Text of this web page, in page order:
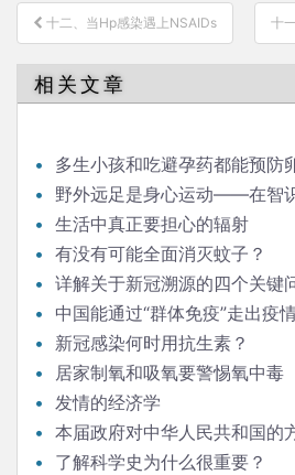
文
章
导
航
十二、当Hp感染遇上NSAIDs 十
相关文章
多生小孩和吃避孕药都能预防
野外远足是身心运动——在智
发言生活中真正要担心的辐射
有没有可能全面消灭蚊子？
详解关于新冠溯源的四个关键
中国能通过“群体免疫”走出疫
新冠感染何时用抗生素？
居家制氧和吸氧要警惕氧中毒
发情的经济学
本届政府对中华人民共和国的
了解科学史为什么很重要？